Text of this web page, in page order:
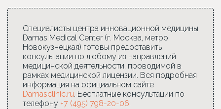
Специалисты центра инновационной медицины
Damas Medical Center (г. Москва, метро
Новокузнецкая) готовы предоставить
консультации по любому из направлений
медицинской деятельности, проводимой в
рамках медицинской лицензии. Вся подробная
информация на официальном сайте
Damasclinic.ru. Бесплатные консультации по
телефону +7 (495) 798-20-06.